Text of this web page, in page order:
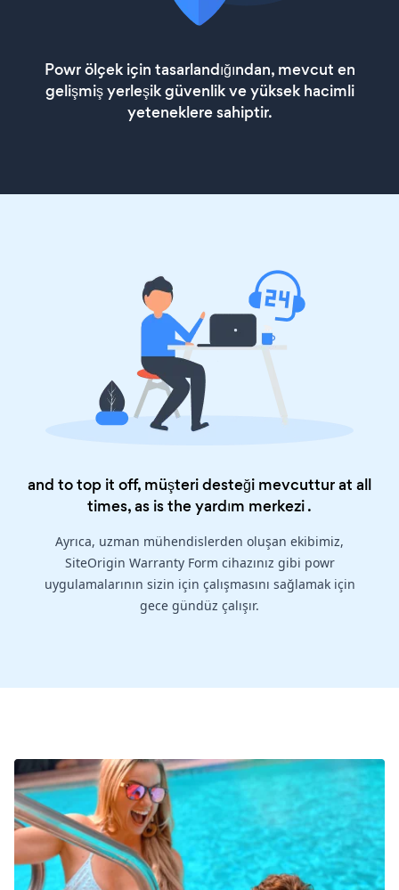
Powr ölçek için tasarlandığından, mevcut en
gelişmiş yerleşik güvenlik ve yüksek hacimli
yeteneklere sahiptir.
and to top it off, müşteri desteği mevcuttur at all
times, as is theyardım merkezi.
Ayrıca, uzman mühendislerden oluşan ekibimiz,
SiteOrigin Warranty Form cihazınız gibi powr
uygulamalarının sizin için çalışmasını sağlamak için
gece gündüz çalışır.